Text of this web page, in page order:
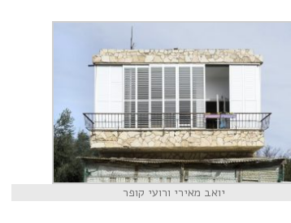
יואב מאירי ורועי קופר